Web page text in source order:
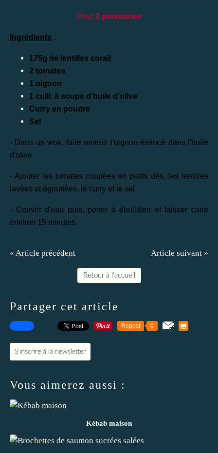
Pour 2 personnes
Ingrédients :
175g de lentilles corail
2 tomates
1 oignon
1 cuill. à soupe d'huile d'olive
Curry en poudre
Sel
- Dans un wok, faire revenir l'oignon émincé dans l'huile
d'olive.
- Ajouter les tomates coupées en petits dés, les lentilles
lavées et égouttées, le curry et le sel.
- Couvrir d'eau puis, porter à ébullition et laisser cuire
environ 15 minutes.
« Article précédent Article suivant »
Retour à l'accueil
Partager cet article
Repost 0
S'inscrire à la newsletter
Vous aimerez aussi :
Kébab maison